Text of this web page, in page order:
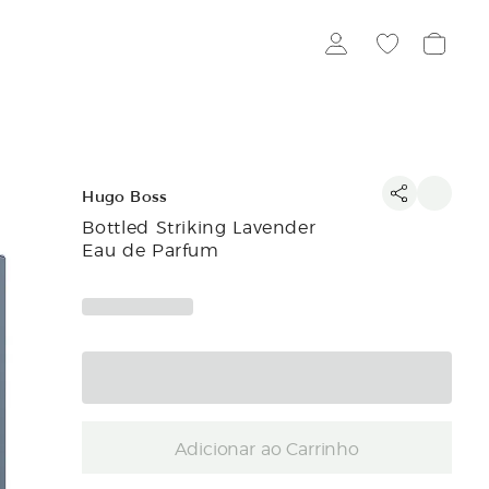
Hugo Boss
Bottled Striking Lavender
Eau de Parfum
Adicionar ao Carrinho